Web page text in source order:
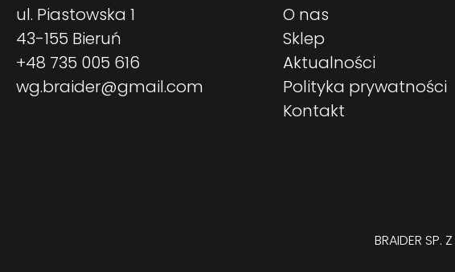
ul. Piastowska 1
43-155 Bieruń
+48 735 005 616
wg.braider@gmail.com
O nas
Sklep
Aktualności
Polityka prywatności
Kontakt
BRAIDER